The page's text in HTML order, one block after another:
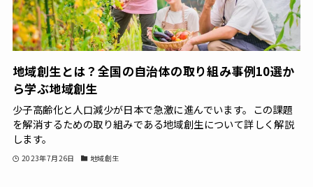
地域創生とは？全国の自治体の取り組み事例10選か
ら学ぶ地域創生
少子高齢化と人口減少が日本で急激に進んでいます。この課題
を解消するための取り組みである地域創生について詳しく解説
します。
2023年7月26日 地域創生